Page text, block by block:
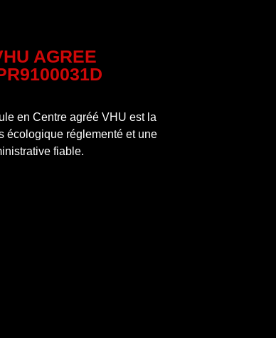
AGREE
en Centre agréé VHU est la
écologique réglementé et une
fiable.